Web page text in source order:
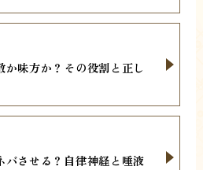
味方か？その役割と正し
バさせる？自律神経と唾液